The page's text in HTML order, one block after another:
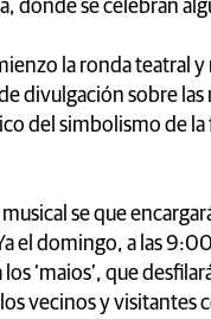
donde se celebran
la ronda teatral
divulgación sobre las
del simbolismo de la
se que
el domingo, a las
‘maios’, que
vecinos y visitantes